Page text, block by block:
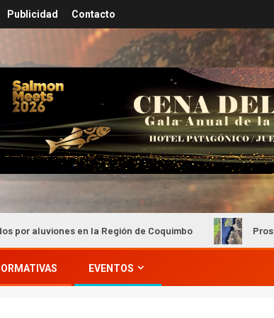
Publicidad Contacto
en la Región de Coquimbo Prospección
EVENTOS